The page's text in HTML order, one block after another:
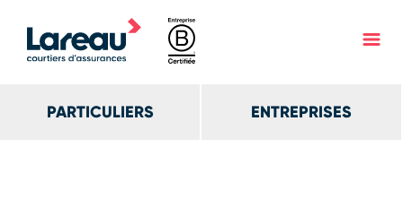
PARTICULIERS ENTREPRISES